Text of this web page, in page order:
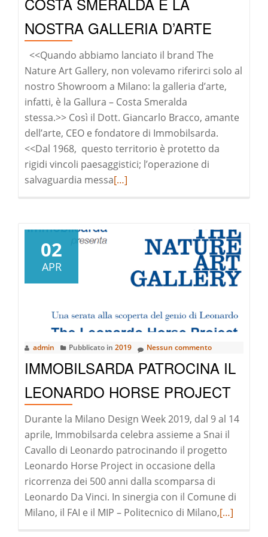
NOSTRA GALLERIA D’ARTE
<<Quando abbiamo lanciato il brand The
Nature Art Gallery, non volevamo riferirci solo al
nostro Showroom a Milano: la galleria d’arte,
infatti, è la Gallura – Costa Smeralda
stessa.>> Così il Dott. Giancarlo Bracco, amante
dell’arte, CEO e fondatore di Immobilsarda.
<<Dal 1968, questo territorio è protetto da
rigidi vincoli paesaggistici; l’operazione di
salvaguardia messaLeggi
riguardoNoi
Nature
Gallery:
la
Gallura
–
Smeralda
è
nostra
Galleria
D’Arte
[…]
02
APR
admin Pubblicato in 2019 Nessun commento
IMMOBILSARDA PATROCINA IL
LEONARDO HORSE PROJECT
Durante la Milano Design Week 2019, dal 9 al 14
aprile, Immobilsarda celebra assieme a Snai il
Cavallo di Leonardo patrocinando il progetto
Leonardo Horse Project in occasione della
ricorrenza dei 500 anni dalla scomparsa di
Leonardo Da Vinci. In sinergia con il Comune di
Milano, il FAI e il MIP – Politecnico di Milano,Leggi
[…]